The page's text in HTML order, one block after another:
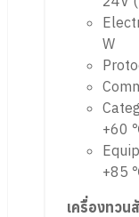
W
+60
+85
เครื่องทว